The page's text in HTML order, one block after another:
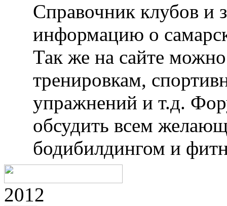
Справочник клубов и
информацию о
Так же на сайте
тренировкам,
упражнений и т.д.
обсудить всем
бодибилдингом и
2012